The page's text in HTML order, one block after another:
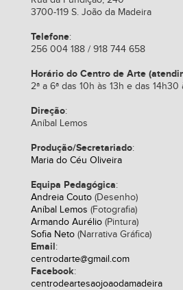
3700-119 S. João da Madeira
Telefone:
256 004 188 / 918 744 658
Horário do Centro de Arte
2ª a 6ª das 10h às 13h e das 14h30
Direção:
Aníbal Lemos
Produção/Secretariado:
Maria do Céu Oliveira
Equipa Pedagógica:
Andreia Couto (Desenho)
Aníbal Lemos (Fotografia)
Armando Aurélio (Pintura)
Sofia Neto (Narrativa Gráfica)
Email:
centrodarte@gmail.com
Facebook:
centrodeartesaojoaodamadeira